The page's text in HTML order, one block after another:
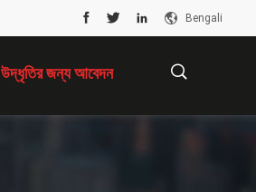
Bengali
উদ্ধৃতির জন্য আবেদন